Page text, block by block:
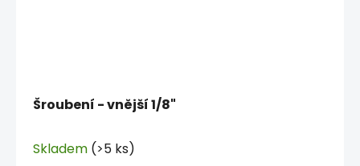
Šroubení - vnější 1/8"
Skladem (>5 ks)